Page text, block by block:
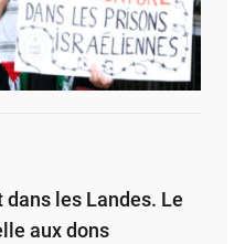
dans les Landes. Le
aux dons